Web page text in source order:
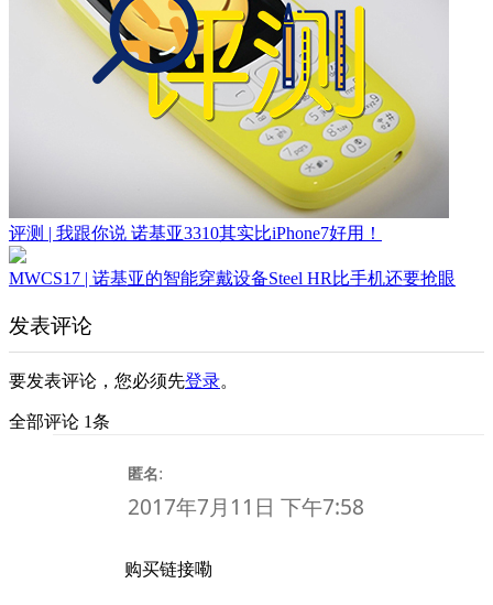
评测 | 我跟你说 诺基亚3310其实比iPhone7好用！
MWCS17 | 诺基亚的智能穿戴设备Steel HR比手机还要抢眼
发表评论
要发表评论，您必须先登录。
全部评论 1条
匿名:
2017年7月11日 下午7:58
购买链接嘞